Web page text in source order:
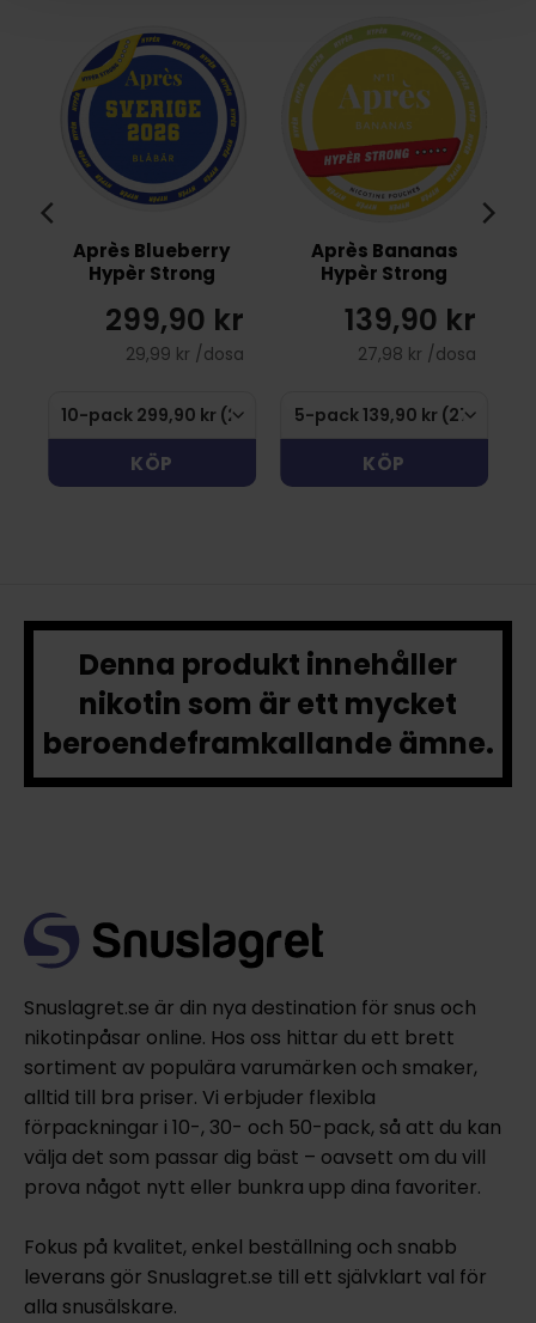
Après Blueberry
Hypèr Strong
299,90 kr
29,99 kr /dosa
KÖP
Après Bananas
Hypèr Strong
139,90 kr
27,98 kr /dosa
KÖP
Denna produkt innehåller
nikotin som är ett mycket
beroendeframkallande ämne.
Snuslagret.se är din nya destination för snus och
nikotinpåsar online. Hos oss hittar du ett brett
sortiment av populära varumärken och smaker,
alltid till bra priser. Vi erbjuder flexibla
förpackningar i 10-, 30- och 50-pack, så att du kan
välja det som passar dig bäst – oavsett om du vill
prova något nytt eller bunkra upp dina favoriter.
Fokus på kvalitet, enkel beställning och snabb
leverans gör Snuslagret.se till ett självklart val för
alla snusälskare.